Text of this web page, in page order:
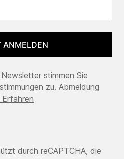
ANMELDEN
stimmen Sie
zu. Abmeldung
Erfahren
durch reCAPTCHA, die